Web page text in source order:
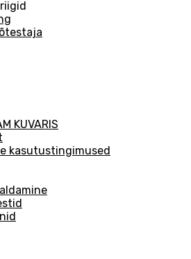
KUVARIS
kasutustingimused